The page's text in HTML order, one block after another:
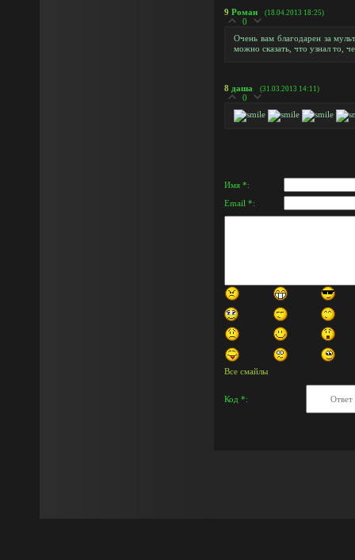
9 Роман (18.04.2013 18:25)
0
Очень вам благодарен за
можно сказать, что узнал то,
8 даша (31.03.2013 14:11)
0
Имя *:
Email *:
Все смайлы
Код *: